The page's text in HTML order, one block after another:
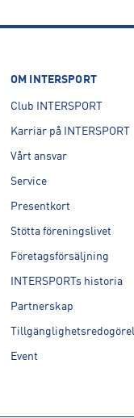
OM INTERSPORT
Club INTERSPORT
Karriär på INTERSPORT
Vårt ansvar
Service
Presentkort
Stötta föreningslivet
Företagsförsäljning
INTERSPORTs historia
Partnerskap
Event